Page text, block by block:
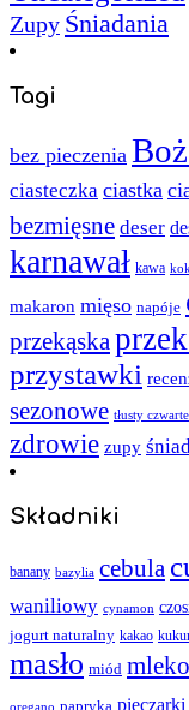
Zupy Śniadania
Tagi
bez pieczenia
ciasteczka ciastka
bezmięsne deser
karnawał kawa
makaron mięso napóje
przekąska
przystawki
sezonowe tłusty
zdrowie zupy
Składniki
banany bazylia cebula
waniliowy cynamon
jogurt naturalny kakao
masło miód mleko
oregano papryka pieczarki